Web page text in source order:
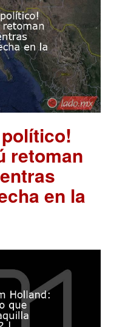
político!
retoman
en la